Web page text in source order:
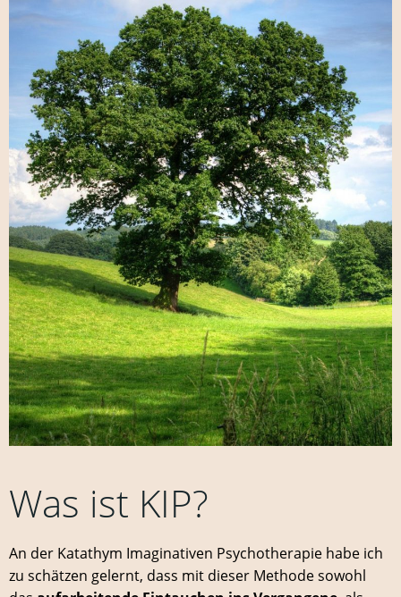
Was ist KIP?
An der Katathym Imaginativen Psychotherapie habe ich
zu schätzen gelernt, dass mit dieser Methode sowohl